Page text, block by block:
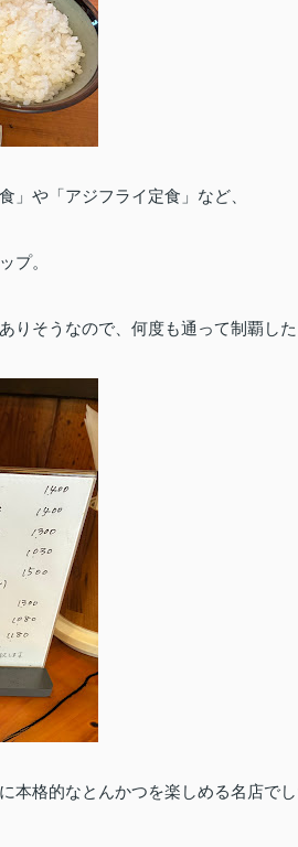
」や「アジフライ定食」など、
プ。
りそうなので、何度も通って制覇した
本格的なとんかつを楽しめる名店でし